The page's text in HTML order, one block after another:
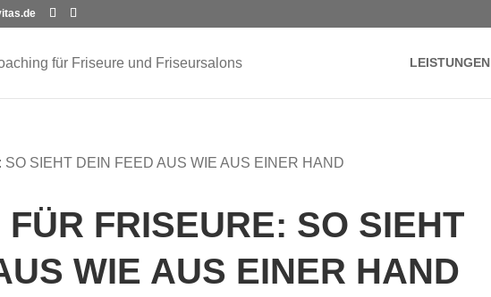
LEISTUNGEN
FRISEURE: SO SIEHT
WIE AUS EINER HAND